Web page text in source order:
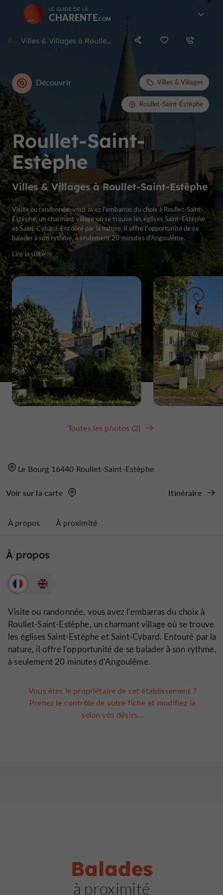
LE GUIDE DE LA
CHARENTE
Villes & Villages à Roullet-Saint-Estèphe
Roullet-Saint-
Estèphe
Villes & Villages à Roullet-Saint-Estèphe
Découvrir Villes & Villages
Roullet-Saint-Estèphe
Visite ou randonnée, vous avez l’embarras du choix à Roullet-Saint-
Estèphe, un charmant village où se trouve les églises Saint-Estèphe
et Saint-Cybard. Entouré par la nature, il offre l’opportunité de se
balader à son rythme, à seulement 20 minutes d’Angoulême.
Lire la suite
Toutes les photos (2)
Le Bourg 16440 Roullet-Saint-Estèphe
Voir sur la carte Itinéraire
À propos À proximité
À propos
Visite ou randonnée, vous avez l’embarras du choix à
Roullet-Saint-Estèphe, un charmant village où se trouve
les églises Saint-Estèphe et Saint-Cybard. Entouré par la
nature, il offre l’opportunité de se balader à son rythme,
à seulement 20 minutes d’Angoulême.
Vous êtes le propriétaire de cet établissement ?
Prenez le contrôle de votre fiche et modifiez la
selon vos désirs...
Balades
à proximité